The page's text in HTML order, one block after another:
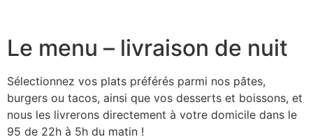
Le menu – livraison de nuit
Sélectionnez vos plats préférés parmi nos pâtes,
burgers ou tacos, ainsi que vos desserts et boissons, et
nous les livrerons directement à votre domicile dans le
95 de 22h à 5h du matin !